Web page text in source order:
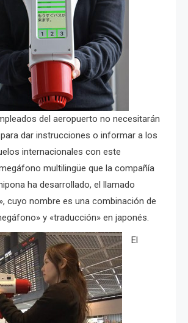
del aeropuerto no necesitarán
dar instrucciones o informar a los
internacionales con este
multilingüe que la compañía
ha desarrollado, el llamado
cuyo nombre es una combinación de
y «traducción» en japonés.
El